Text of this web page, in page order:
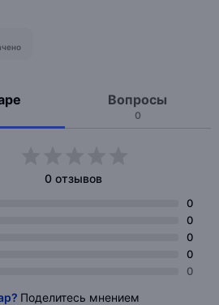
Вопросы
0
0 отзывов
0
0
0
0
0
Поделитесь мнением